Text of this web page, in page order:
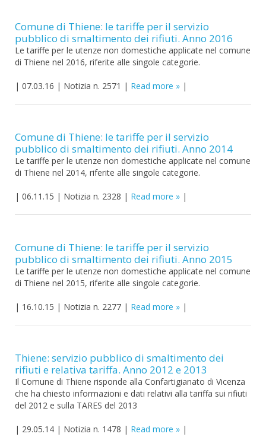
Comune di Thiene: le tariffe per il servizio
pubblico di smaltimento dei rifiuti. Anno 2016
Le tariffe per le utenze non domestiche applicate nel comune
di Thiene nel 2016, riferite alle singole categorie.
| 07.03.16 | Notizia n. 2571 | Read more |
Comune di Thiene: le tariffe per il servizio
pubblico di smaltimento dei rifiuti. Anno 2014
Le tariffe per le utenze non domestiche applicate nel comune
di Thiene nel 2014, riferite alle singole categorie.
| 06.11.15 | Notizia n. 2328 | Read more |
Comune di Thiene: le tariffe per il servizio
pubblico di smaltimento dei rifiuti. Anno 2015
Le tariffe per le utenze non domestiche applicate nel comune
di Thiene nel 2015, riferite alle singole categorie.
| 16.10.15 | Notizia n. 2277 | Read more |
Thiene: servizio pubblico di smaltimento dei
rifiuti e relativa tariffa. Anno 2012 e 2013
Il Comune di Thiene risponde alla Confartigianato di Vicenza
che ha chiesto informazioni e dati relativi alla tariffa sui rifiuti
del 2012 e sulla TARES del 2013
| 29.05.14 | Notizia n. 1478 | Read more |